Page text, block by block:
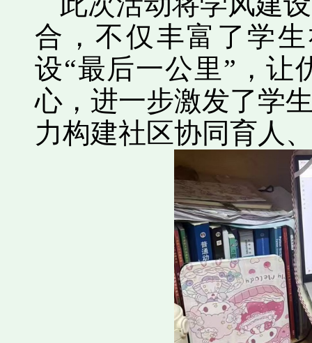
合，不仅丰富了学
设“最后一公里”，让
心，进一步激发了学
力构建社区协同育人